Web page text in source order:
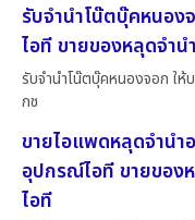
รับจำนำโน๊ตบุ๊คหนอ
ไอที ขายของหลุดจำ
รับจำนำโน๊ตบุ๊คหนองจอก ให้
กช
ขายไอแพดหลุดจำนำ
อุปกรณ์ไอที ขายของ
ไอที